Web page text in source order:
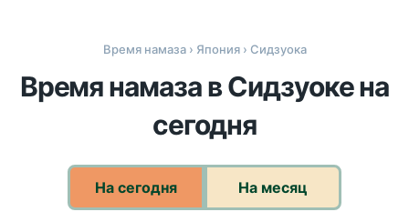
Время намаза› Япония› Сидзуока
Время намаза в Сидзуоке на
сегодня
На сегодня На месяц